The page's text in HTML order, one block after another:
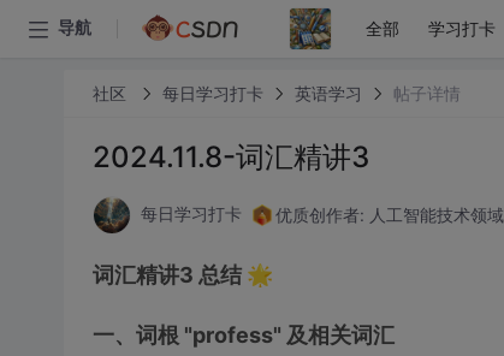
导航 全部 学习打卡
社区 每日学习打卡 英语学习 帖子详情
2024.11.8-词汇精讲3
每日学习打卡 优质创作者: 人工智能技术领域
词汇精讲3 总结 🌟
一、词根 "profess" 及相关词汇